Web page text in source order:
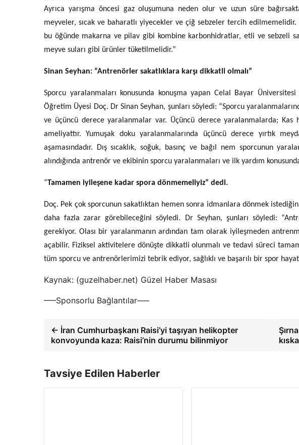
Ayrıca yarışma öncesi gaz oluşumuna neden olur ve uzun süre
meyveler, sıcak ve baharatlı yiyecekler ve çiğ sebzeler tercih
bu öğünde makarna ve pilav gibi kombine karbonhidratlar, etli ve sebzeli
meyve suları gibi ürünler tüketilmelidir.”
Sinan Seyhan: “Antrenörler sakatlıklara karşı dikkatli olmalı”
Sporcu yaralanmaları konusunda konuşma yapan Celal Bayar
Öğretim Üyesi Doç. Dr Sinan Seyhan, şunları söyledi: “Sporcu
ve üçüncü derece yaralanmalar var. Üçüncü derece yaralanmalarda;
ameliyattır. Yumuşak doku yaralanmalarında üçüncü derece yırtık
aşamasındadır. Dış sıcaklık, soğuk, basınç ve bağıl nem sporcunun
alındığında antrenör ve ekibinin sporcu yaralanmaları ve ilk yardım
“Tamamen iyileşene kadar spora dönmemeliyiz” dedi.
Doç. Pek çok sporcunun sakatlıktan hemen sonra idmanlara dönmek
daha fazla zarar görebileceğini söyledi. Dr Seyhan, şunları söyledi:
gerekiyor. Olası bir yaralanmanın ardından tam olarak iyileşmeden
açabilir. Fiziksel aktivitelere dönüşte dikkatli olunmalı ve tedavi süreci
tüm sporcu ve antrenörlerimizi tebrik ediyor, sağlıklı ve başarılı bir spor
Kaynak: (guzelhaber.net) Güzel Haber Masası
—–Sponsorlu Bağlantılar—–
← İran Cumhurbaşkanı Raisi’yi taşıyan helikopter
konvoyunda kaza: Raisi’nin durumu bilinmiyor
Tavsiye Edilen Haberler